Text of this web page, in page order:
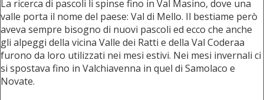
La ricerca di pascoli li spinse fino in Val Masino, dove una
valle porta il nome del paese: Val di Mello. Il bestiame però
aveva sempre bisogno di nuovi pascoli ed ecco che anche
gli alpeggi della vicina Valle dei Ratti e della Val Coderaa
furono da loro utilizzati nei mesi estivi. Nei mesi invernali ci
si spostava fino in Valchiavenna in quel di Samolaco e
Novate.